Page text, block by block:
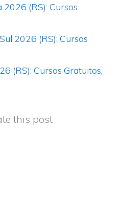
(RS): Cursos
2026 (RS): Cursos
(RS): Cursos Gratuitos,
this post